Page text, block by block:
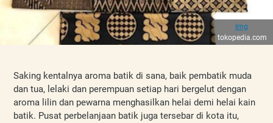
Img
tokopedia.com
Saking kentalnya aroma batik di sana, baik pembatik muda
dan tua, lelaki dan perempuan setiap hari bergelut dengan
aroma lilin dan pewarna menghasilkan helai demi helai kain
batik. Pusat perbelanjaan batik juga tersebar di kota itu,